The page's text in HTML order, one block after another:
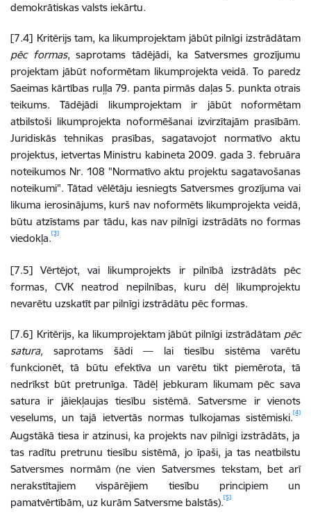
demokrātiskas valsts iekārtu.
[7.4] Kritērijs tam, ka likumprojektam jābūt pilnīgi izstrādātam
pēc formas, saprotams tādējādi, ka Satversmes grozījumu
projektam jābūt noformētam likumprojekta veidā.To paredz
Saeimas kārtības ruļļa 79. panta pirmās daļas 5. punkta otrais
teikums. Tādējādi likumprojektam ir jābūt noformētam
atbilstoši likumprojekta noformēšanai izvirzītajām prasībām.
Juridiskās tehnikas prasības, sagatavojot normatīvo aktu
projektus, ietvertas Ministru kabineta 2009. gada 3. februāra
noteikumos Nr. 108 "Normatīvo aktu projektu sagatavošanas
noteikumi".Tātad vēlētāju iesniegts Satversmes grozījuma vai
likuma ierosinājums, kurš nav noformēts likumprojekta veidā,
būtu atzīstams par tādu, kas nav pilnīgi izstrādāts no formas
viedokļa.[3]
[7.5]Vērtējot, vai likumprojekts ir pilnībā izstrādāts pēc
formas, CVK neatrod nepilnības, kuru dēļ likumprojektu
nevarētu uzskatīt par pilnīgi izstrādātu pēc formas.
[7.6] Kritērijs, ka likumprojektam jābūt pilnīgi izstrādātam pēc
satura, saprotams šādi — lai tiesību sistēma varētu
funkcionēt, tā būtu efektīva un varētu tikt piemērota, tā
nedrīkst būt pretrunīga. Tādēļ jebkuram likumam pēc sava
satura ir jāiekļaujas tiesību sistēmā. Satversme ir vienots
veselums, un tajā ietvertās normas tulkojamas sistēmiski.[4]
Augstākā tiesa ir atzinusi, ka projekts nav pilnīgi izstrādāts, ja
tas radītu pretrunu tiesību sistēmā, jo īpaši, ja tas neatbilstu
Satversmes normām (ne vien Satversmes tekstam, bet arī
nerakstītajiem vispārējiem tiesību principiem un
pamatvērtībām, uz kurām Satversme balstās).[5]